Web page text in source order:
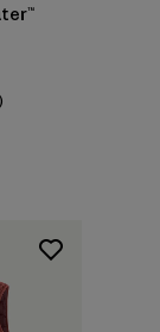
Comentarios
)